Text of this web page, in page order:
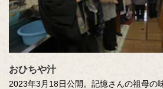
おひちや汁
2023年3月18日公開。記憶さんの祖母の